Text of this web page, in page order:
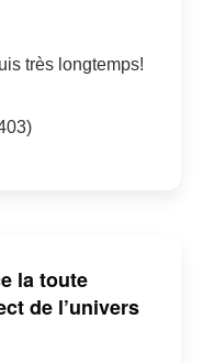
très longtemps!
la toute
de l’univers